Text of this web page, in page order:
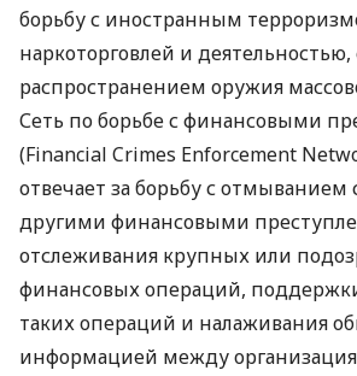
борьбу с иностранным
наркоторговлей и деятельностью,
распространением оружия
Сеть по борьбе с финансовыми
(Financial Crimes Enforcement
отвечает за борьбу с отмыванием
другими финансовыми
отслеживания крупных или
финансовых операций,
таких операций и налаживания
информацией между